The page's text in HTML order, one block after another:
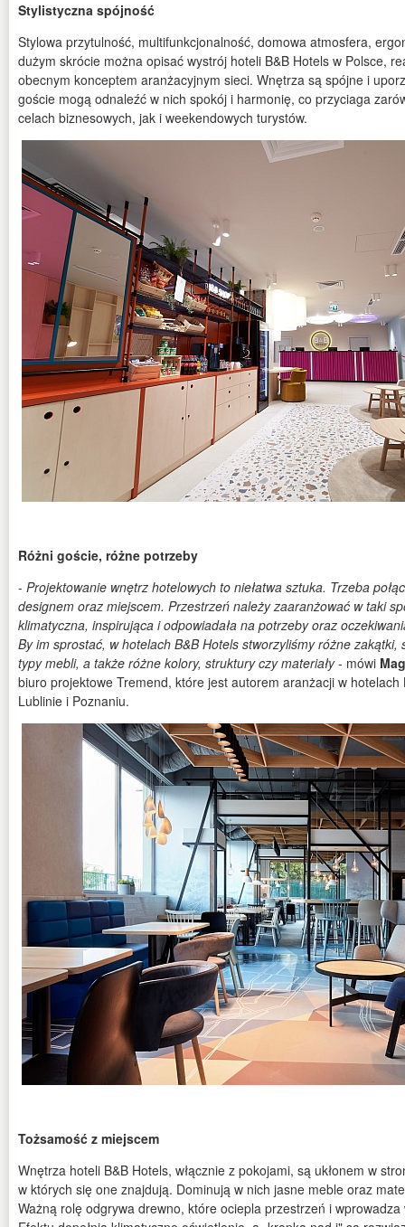
Stylistyczna spójność
Stylowa przytulność, multifunkcjonalność, domowa atmosfera,
dużym skrócie można opisać wystrój hoteli B&B Hotels w Polsce,
obecnym konceptem aranżacyjnym sieci. Wnętrza są spójne i
goście mogą odnaleźć w nich spokój i harmonię, co przyciaga
celach biznesowych, jak i weekendowych turystów.
Różni goście, różne potrzeby
- Projektowanie wnętrz hotelowych to niełatwa sztuka. Trzeba
designem oraz miejscem. Przestrzeń należy zaaranżować w taki
klimatyczna, inspirująca i odpowiadała na potrzeby oraz
By im sprostać, w hotelach B&B Hotels stworzyliśmy różne
typy mebli, a także różne kolory, struktury czy materiały- mówi
biuro projektowe Tremend, które jest autorem aranżacji w hotelach
Lublinie i Poznaniu.
Tożsamość z miejscem
Wnętrza hoteli B&B Hotels, włącznie z pokojami, są ukłonem w
w których się one znajdują. Dominują w nich jasne meble oraz
Ważną rolę odgrywa drewno, które ociepla przestrzeń i